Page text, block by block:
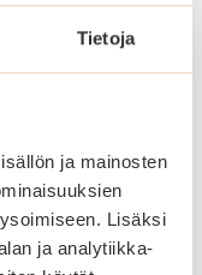
Tietoja
ja mainosten
Lisäksi
ja analytiikka-
sisustaa
keittiö,